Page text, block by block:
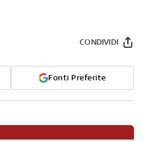
Fonti Preferite
CONDIVIDI